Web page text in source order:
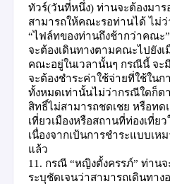
ทัวร์(วันที่หนึ่ง) ท่านจะต้องมา
สามารถให้คณะรอท่านได้ ไม่
“ไฟล์ทของท่านถึงช้ากว่าคณะ”
จะต้องเดินทางตามคณะไปยัง
คณะอยู่ในเวลานั้นๆ กรณีนี้ จะ
จะต้องชำระค่าใช้จ่ายที่ใช้ในก
ทั้งหมดเท่านั้นไม่ว่ากรณีใดก็ต
สิทธิ์ไม่สามารถชดเชย หรือท
เที่ยวเมืองหรือสถานที่ท่องเที่
เนื่องจากเป้นการชำระแบบเ
แล้ว
11. กรณี “หญิงตั้งครรภ์” ท่านจ
ระบุชัดเจนว่าสามารถเดินทาง